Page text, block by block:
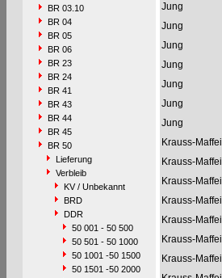
BR 03.10
BR 04
BR 05
BR 06
BR 23
BR 24
BR 41
BR 43
BR 44
BR 45
BR 50
Lieferung
Verbleib
KV / Unbekannt
BRD
DDR
50 001 - 50 500
50 501 - 50 1000
50 1001 -50 1500
50 1501 -50 2000
Jung
Jung
Jung
Jung
Jung
Jung
Jung
Krauss-Maffei
Krauss-Maffei
Krauss-Maffei
Krauss-Maffei
Krauss-Maffei
Krauss-Maffei
Krauss-Maffei